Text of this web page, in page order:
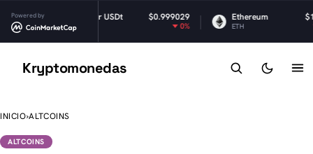
Powered byTether USDt $0.999029
USDT
Ethereum $1,903.68
Kryptomonedas
INICIO›ALTCOINS
ALTCOINS